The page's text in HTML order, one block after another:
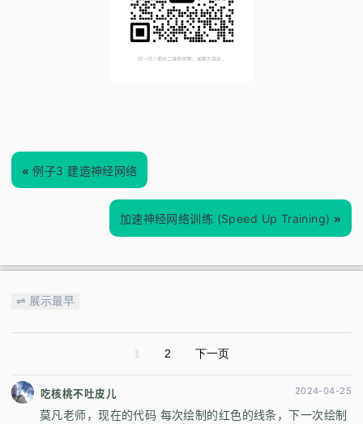
« 例子3 建造神经网络
加速神经网络训练 (Speed Up Training) »
⇌ 展示最早
1 2 下一页
吃核桃不吐皮儿 2024-04-25
莫凡老师，现在的代码 每次绘制的红色的线条，下一次绘制